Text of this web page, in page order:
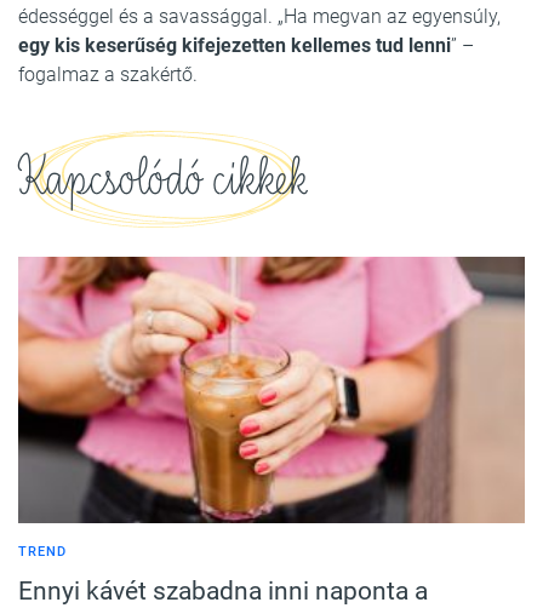
édességgel és a savassággal. „Ha megvan az egyensúly,
egy kis keserűség kifejezetten kellemes tud lenni” –
fogalmaz a szakértő.
Kapcsolódó cikkek
TREND
Ennyi kávét szabadna inni naponta a